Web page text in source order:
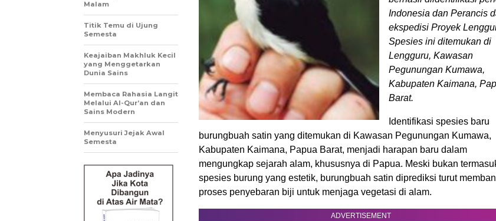
Indonesia dan Perancis
ekspedisi Proyek
Spesies ini ditemukan di
Lengguru, Kawasan
Pegunungan Kumawa,
Kabupaten Kaimana,
Barat.
Identifikasi spesies baru
burungbuah satin yang ditemukan di Kawasan Pegunungan Kumawa,
Kabupaten Kaimana, Papua Barat, menjadi harapan baru dalam
mengungkap sejarah alam, khususnya di Papua. Meski bukan
spesies burung yang estetik, burungbuah satin diprediksi turut
proses penyebaran biji untuk menjaga vegetasi di alam.
ADVERTISEMENT
Malam
Titik Temu di Ujung
Semesta
Keajaiban Makhluk Kecil
yang Menggetarkan
Dunia Sains
Membaca Rahasia Langit
Melalui Al-Qur’an dan
Sains Modern
Menyusuri Jejak Awal
Semesta